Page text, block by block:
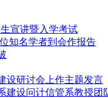
宣讲暨入学考试
知名学者到会作报告
设研讨会上作主题发言
建设问计信管系教授团